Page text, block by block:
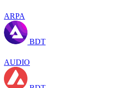
ARPA
BDT
AUDIO